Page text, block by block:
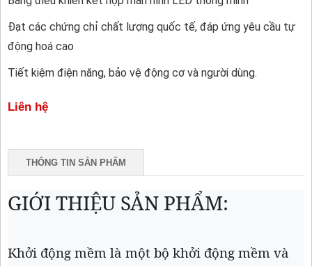
Đạt các chứng chỉ chất lượng quốc tế, đáp ứng yêu cầu tự
động hoá cao
Tiết kiệm điện năng, bảo vệ động cơ và người dùng.
Liên hệ
THÔNG TIN SẢN PHẨM
GIỚI THIỆU SẢN PHẨM:
Khởi động mềm là một bộ khởi động mềm và